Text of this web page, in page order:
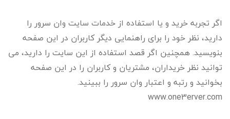
اگر تجربه خرید و یا استفاده از خدمات سایت وان سرور را
دارید، نظر خود را برای راهنمایی دیگر کاربران در این صفحه
بنویسید. همچنین اگر قصد استفاده از این سایت را دارید، می
توانید نظر خریداران، مشتریان و کاربران را در این صفحه
بخوانید و رتبه و اعتبار وان سرور را ببینید.
www.one3erver.com